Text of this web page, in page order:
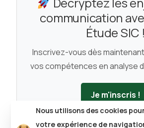
communication
Étude SIC !
Inscrivez-vous dès
vos compétences en analyse
Je m'inscris !
Nous utilisons des cookies
votre expérience de